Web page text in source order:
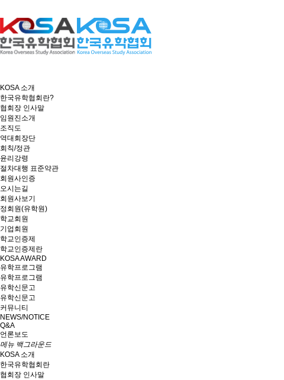
KOSA 소개
한국유학협회란?
협회장 인사말
임원진소개
조직도
역대회장단
회칙/정관
윤리강령
절차대행 표준약관
회원사인증
오시는길
회원사보기
정회원(유학원)
학교회원
기업회원
학교인증제
학교인증제란
KOSA AWARD
유학프로그램
유학프로그램
유학신문고
유학신문고
커뮤니티
NEWS/NOTICE
Q&A
언론보도
메뉴 백그라운드
KOSA 소개
한국유학협회란
협회장 인사말